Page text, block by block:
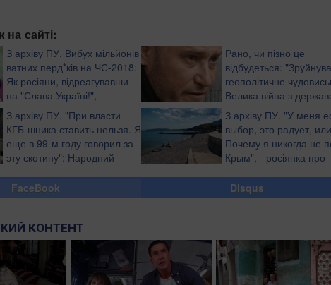
на сайті:
З архіву ПУ. Вибух мільйонів
ватних перд*ків на ЧС-2018:
Як росіяни, відреагувавши
на "Слава Україні!",
розписалися у злочинах
Рано, чи пізно це
відбудеться:
геополітичне
Велика війна з
агресором все
З архіву ПУ. "При власти
КГБ-шника ставить нельзя. Я
еще в 99-м году говорил за
эту скотину": Народний
З архіву ПУ. "У меня
выбор, это радует, или
Почему я никогда не
Крым", - росіянка про
FaceBook
Disqus
КОНТЕНТ